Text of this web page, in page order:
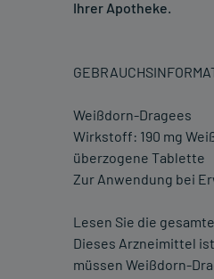
Ihrer Apotheke.
Weißdorn-Dragees
Wirkstoff: 190 mg
überzogene Tablette
Zur Anwendung bei
Lesen Sie die
Dieses Arzneimittel
müssen Weißdorn-